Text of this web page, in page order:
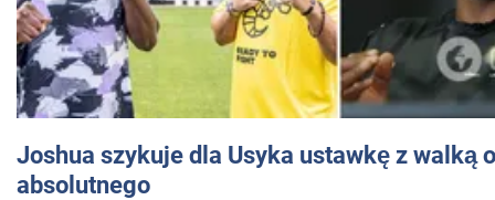
Joshua szykuje dla Usyka ustawkę z walką
absolutnego